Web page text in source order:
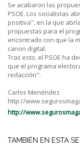
Se acabaron las
PSOE. Los socialistas
positiva", en la que
propuestas para el
encontrado con que la
canon digital.
Tras esto, el PSOE ha
que el programa
redacción".
Carlos Menéndez
http://
http://
TAMBIÉN EN ESTA